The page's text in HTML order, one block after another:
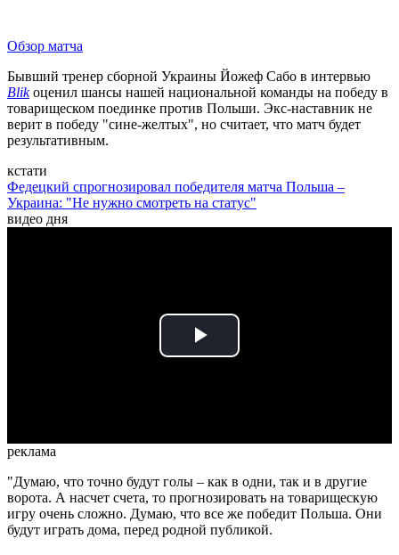
Обзор матча
Бывший тренер сборной Украины Йожеф Сабо в интервью
Blikоценил шансы нашей национальной команды на победу в
товарищеском поединке против Польши. Экс-наставник не
верит в победу "сине-желтых", но считает, что матч будет
результативным.
кстати
Федецкий спрогнозировал победителя матча Польша –
Украина: "Не нужно смотреть на статус"
видео дня
Play
реклама
"Думаю, что точно будут голы – как в одни, так и в другие
ворота. А насчет счета, то прогнозировать на товарищескую
игру очень сложно. Думаю, что все же победит Польша. Они
будут играть дома, перед родной публикой.